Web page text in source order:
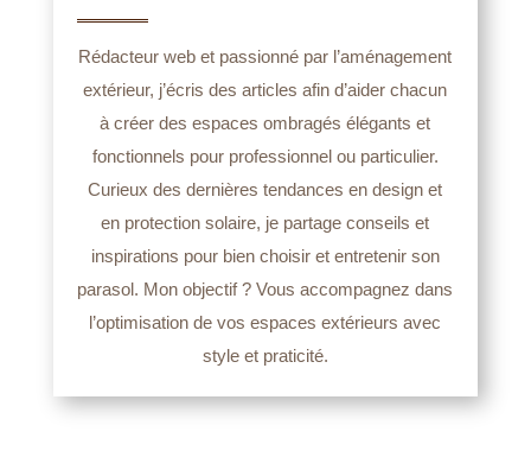
Rédacteur web et passionné par l’aménagement
extérieur, j’écris des articles afin d’aider chacun
à créer des espaces ombragés élégants et
fonctionnels pour professionnel ou particulier.
Curieux des dernières tendances en design et
en protection solaire, je partage conseils et
inspirations pour bien choisir et entretenir son
parasol. Mon objectif ? Vous accompagnez dans
l’optimisation de vos espaces extérieurs avec
style et praticité.